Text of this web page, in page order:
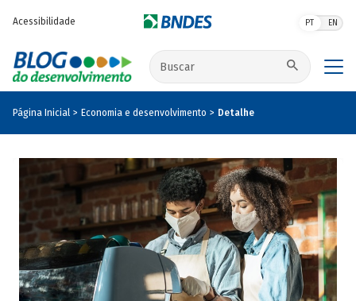
Acessibilidade PT EN
Buscar no site
Página Inicial Economia e desenvolvimento Detalhe